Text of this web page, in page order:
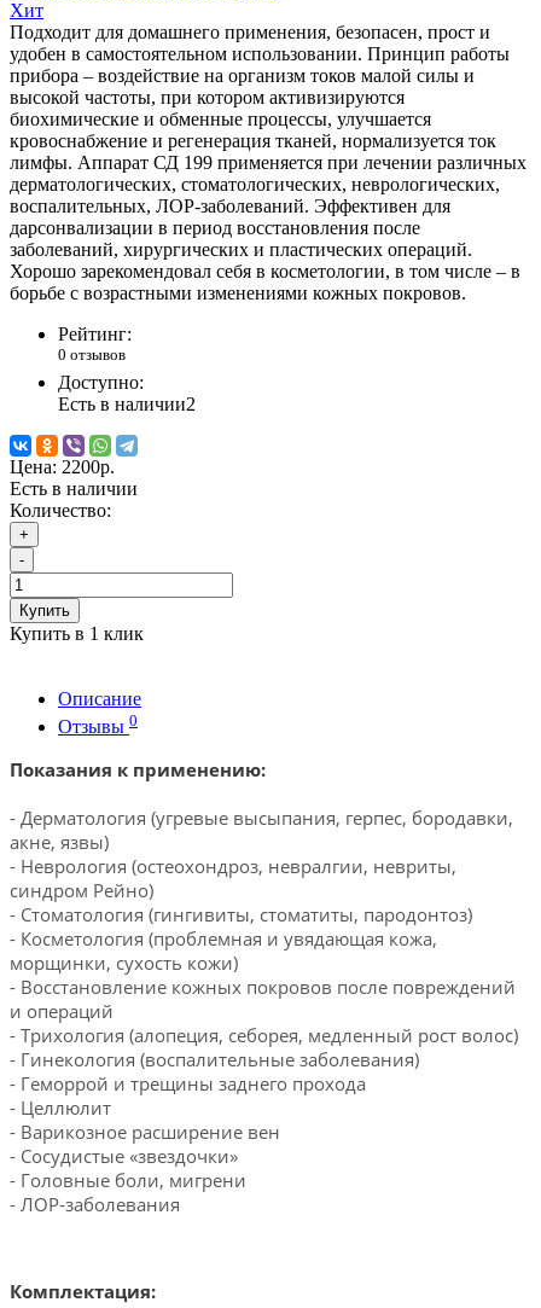
Хит
Подходит для домашнего применения, безопасен, прост и
удобен в самостоятельном использовании. Принцип работы
прибора – воздействие на организм токов малой силы и
высокой частоты, при котором активизируются
биохимические и обменные процессы, улучшается
кровоснабжение и регенерация тканей, нормализуется ток
лимфы. Аппарат СД 199 применяется при лечении различных
дерматологических, стоматологических, неврологических,
воспалительных, ЛОР-заболеваний. Эффективен для
дарсонвализации в период восстановления после
заболеваний, хирургических и пластических операций.
Хорошо зарекомендовал себя в косметологии, в том числе – в
борьбе с возрастными изменениями кожных покровов.
Рейтинг:
0 отзывов
Доступно:
Есть в наличии2
Цена: 2200р.
Есть в наличии
Количество:
+
-
Купить
Купить в 1 клик
Описание
Отзывы 0
Показания к применению:
- Дерматология (угревые высыпания, герпес, бородавки,
акне, язвы)
- Неврология (остеохондроз, невралгии, невриты,
синдром Рейно)
- Стоматология (гингивиты, стоматиты, пародонтоз)
- Косметология (проблемная и увядающая кожа,
морщинки, сухость кожи)
- Восстановление кожных покровов после повреждений
и операций
- Трихология (алопеция, себорея, медленный рост волос)
- Гинекология (воспалительные заболевания)
- Геморрой и трещины заднего прохода
- Целлюлит
- Варикозное расширение вен
- Сосудистые «звездочки»
- Головные боли, мигрени
- ЛОР-заболевания
Комплектация: